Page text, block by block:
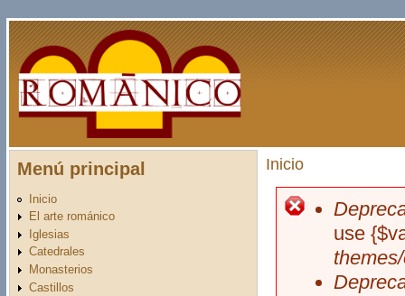
Pasar al contenido principal
Menú principal
Inicio
El arte románico
Iglesias
Catedrales
Monasterios
Castillos
Usted está aquí
Inicio
Mensaje
use